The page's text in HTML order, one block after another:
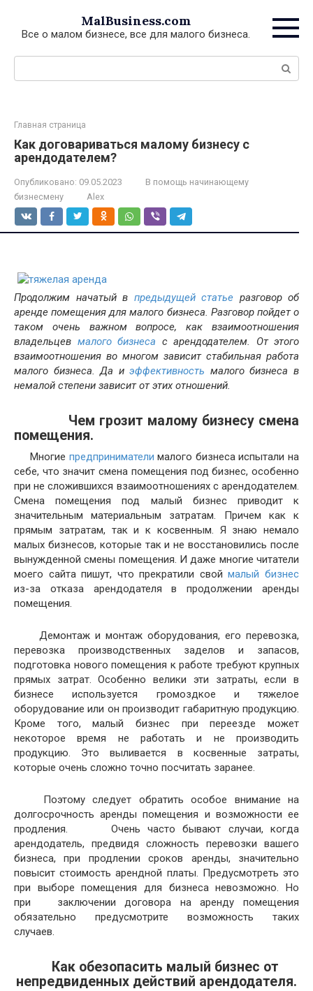
контенту
MalBusiness.com
Все о малом бизнесе, все для малого бизнеса.
Поиск:
Главная страница
Как договариваться малому бизнесу с
арендодателем?
Опубликовано: 09.05.2023
В помощь начинающему
бизнесмену
Alex
Продолжим начатый в предыдущей статье разговор об
аренде помещения для малого бизнеса. Разговор пойдет о
таком очень важном вопросе, как взаимоотношения
владельцев малого бизнеса с арендодателем. От этого
взаимоотношения во многом зависит стабильная работа
малого бизнеса. Да иэффективность малого бизнеса в
немалой степени зависит от этих отношений.
Чем грозит малому бизнесу смена
помещения.
Многие предприниматели малого бизнеса испытали на
себе, что значит смена помещения под бизнес, особенно
при не сложившихся взаимоотношениях с арендодателем.
Смена помещения под малый бизнес приводит к
значительным материальным затратам. Причем как к
прямым затратам, так и к косвенным. Я знаю немало
малых бизнесов, которые так и не восстановились после
вынужденной смены помещения. И даже многие читатели
моего сайта пишут, что прекратили своймалый бизнес
из-за отказа арендодателя в продолжении аренды
помещения.
Демонтаж и монтаж оборудования, его перевозка,
перевозка производственных заделов и запасов,
подготовка нового помещения к работе требуют крупных
прямых затрат. Особенно велики эти затраты, если в
бизнесе используется громоздкое и тяжелое
оборудование или он производит габаритную продукцию.
Кроме того, малый бизнес при переезде может
некоторое время не работать и не производить
продукцию. Это выливается в косвенные затраты,
которые очень сложно точно посчитать заранее.
Поэтому следует обратить особое внимание на
долгосрочность аренды помещения и возможности ее
продления. Очень часто бывают случаи, когда
арендодатель, предвидя сложность перевозки вашего
бизнеса, при продлении сроков аренды, значительно
повысит стоимость арендной платы. Предусмотреть это
при выборе помещения для бизнеса невозможно. Но
при заключении договора на аренду помещения
обязательно предусмотрите возможность таких
случаев.
Как обезопасить малый бизнес от
непредвиденных действий арендодателя.